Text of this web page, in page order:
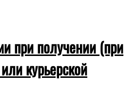
при получении (при
курьерской